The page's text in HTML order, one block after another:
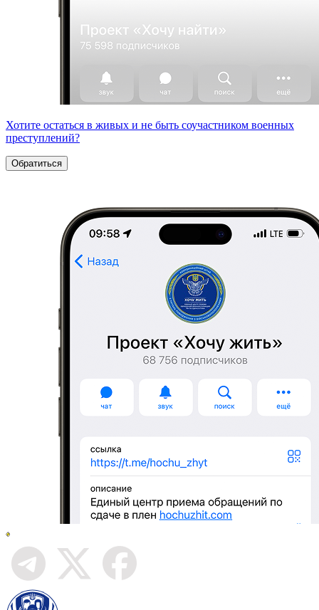
Хотите остаться в живых и не быть соучастником военных
преступлений?
Обратиться